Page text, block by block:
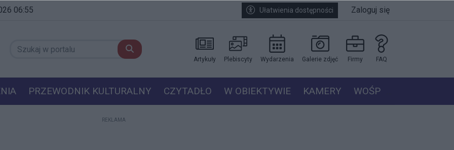
06:55 Ułatwienia dostępności Zaloguj się
Artykuły Plebiscyty Wydarzenia Galerie zdjęć Firmy FAQ
PRZEWODNIK KULTURALNY CZYTADŁO W OBIEKTYWIE KAMERY WOŚP
REKLAMA